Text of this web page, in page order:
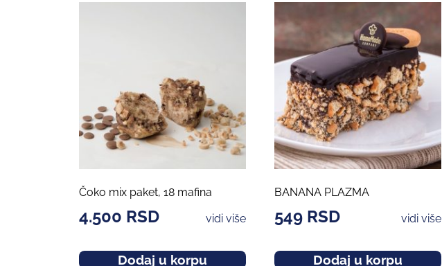
Čoko mix paket, 18 mafina
4.500 RSD vidi više
Dodaj u korpu
BANANA PLAZMA
549 RSD vidi više
Dodaj u korpu